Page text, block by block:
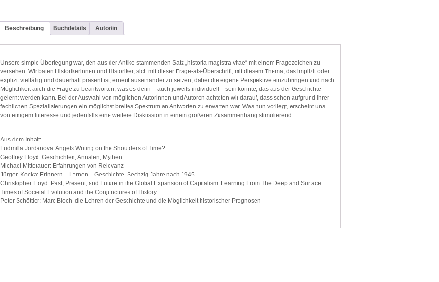
Beschreibung Buchdetails Autor/in
Unsere simple Überlegung war, den aus der Antike stammenden Satz „historia magistra vitae“ mit einem Fragezeichen zu
versehen. Wir baten Historikerinnen und Historiker, sich mit dieser Frage-als-Überschrift, mit diesem Thema, das implizit oder
explizit vielfältig und dauerhaft präsent ist, erneut auseinander zu setzen, dabei die eigene Perspektive einzubringen und nach
Möglichkeit auch die Frage zu beantworten, was es denn – auch jeweils individuell – sein könnte, das aus der Geschichte
gelernt werden kann. Bei der Auswahl von möglichen Autorinnen und Autoren achteten wir darauf, dass schon aufgrund ihrer
fachlichen Spezialisierungen ein möglichst breites Spektrum an Antworten zu erwarten war. Was nun vorliegt, erscheint uns
von einigem Interesse und jedenfalls eine weitere Diskussion in einem größeren Zusammenhang stimulierend.
Aus dem Inhalt:
Ludmilla Jordanova: Angels Writing on the Shoulders of Time?
Geoffrey Lloyd: Geschichten, Annalen, Mythen
Michael Mitterauer: Erfahrungen von Relevanz
Jürgen Kocka: Erinnern – Lernen – Geschichte. Sechzig Jahre nach 1945
Christopher Lloyd: Past, Present, and Future in the Global Expansion of Capitalism: Learning From The Deep and Surface
Times of Societal Evolution and the Conjunctures of History
Peter Schöttler: Marc Bloch, die Lehren der Geschichte und die Möglichkeit historischer Prognosen